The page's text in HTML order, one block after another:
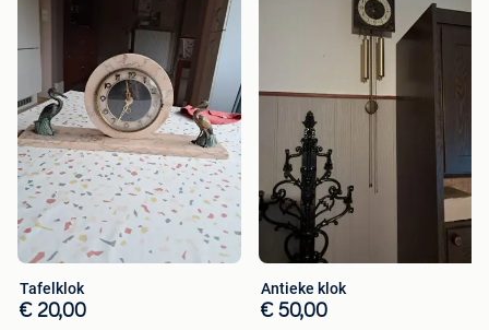
Tafelklok
€ 20,00
Antieke klok
€ 50,00